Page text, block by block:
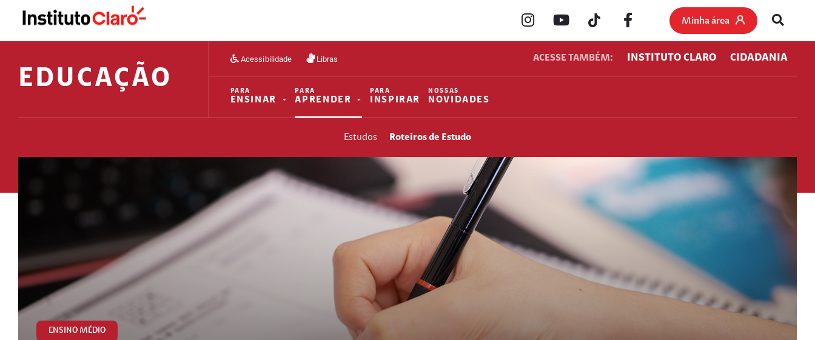
Minha área
EDUCAÇÃO
Acessibilidade Libras ACESSE TAMBÉM: INSTITUTO CLARO CIDADANIA
PARA
ENSINAR
PARA
APRENDER
PARA
INSPIRAR
NOSSAS
NOVIDADES
Estudos Roteiros de Estudo
ENSINO MÉDIO